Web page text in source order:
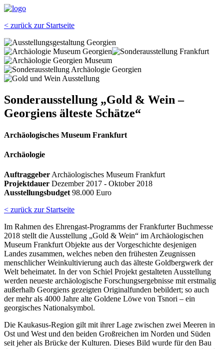
< zurück zur Startseite
Sonderausstellung „Gold & Wein –
Georgiens älteste Schätze“
Archäologisches Museum Frankfurt
Archäologie
Auftraggeber Archäologisches Museum Frankfurt
Projektdauer Dezember 2017 - Oktober 2018
Ausstellungsbudget 98.000 Euro
< zurück zur Startseite
Im Rahmen des Ehrengast-Programms der Frankfurter Buchmesse
2018 stellt die Ausstellung „Gold & Wein“ im Archäologischen
Museum Frankfurt Objekte aus der Vorgeschichte desjenigen
Landes zusammen, welches neben den frühesten Zeugnissen
menschlicher Weinkultivierung auch das älteste Goldbergwerk der
Welt beheimatet. In der von Schiel Projekt gestalteten Ausstellung
werden neueste archäologische Forschungsergebnisse mit erstmalig
außerhalb Georgiens gezeigten Originalfunden bebildert; so auch
der mehr als 4000 Jahre alte Goldene Löwe von Tsnori – ein
georgisches Nationalsymbol.
Die Kaukasus-Region gilt mit ihrer Lage zwischen zwei Meeren in
Ost und West und den beiden Großreichen im Norden und Süden
seit jeher als Brücke der Kulturen. Dieses Bild wurde für den Bau